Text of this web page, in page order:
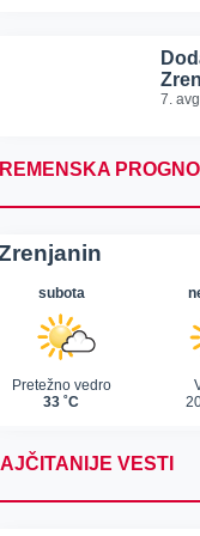
7.
VESTI